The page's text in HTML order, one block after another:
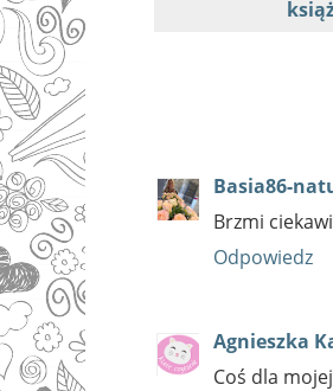
Basia86-
Brzmi
Odpowiedz
Agnieszka
Coś dla